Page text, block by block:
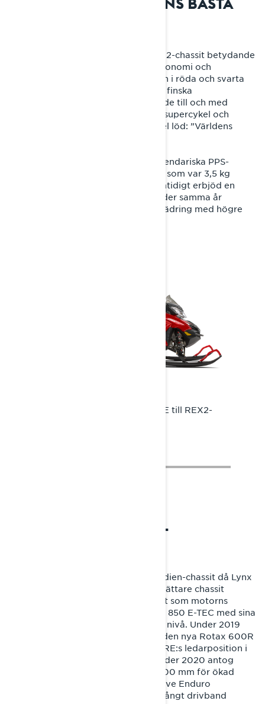
För modellåret 2014 medförde REX2-chassit betydande
förbättringar till Rave RE:s förarergonomi och
vindskydd. Dess nya rundade design i röda och svarta
färger gjorde starkt intryck och den finska
snöskotertidningen MK-lehti jämförde till och med
skoterns utseende med en italiensk supercykel och
rubriken på deras testkörningsartikel löd: ”Världens
Under 2015 uppgraderades den legendariska PPS-
boggifjädringen till PPS2-versionen som var 3,5 kg
lättare än sin föregångare, men samtidigt erbjöd en
tystare och bekvämare körning. Under samma år
introducerades även A-LFS+-framfjädring med högre
Under 2014 uppgraderades Rave RE till REX2-
2018: RADIEN – TOTAL
Under 2018 flyttade Rave RE till Radien-chassit då Lynx
firade sitt 50-årsjubileum. Det nya, lättare chassit
förflyttade föraren framåt samtidigt som motorns
position blev mer central och Rotax 850 E-TEC med sina
165 hk tog prestandan till en helt ny nivå. Under 2019
kombinerades Radien-chassit med den nya Rotax 600R
E-TEC-motorn och förstärkte Rave RE:s ledarposition i
600-kubikklassen för ledskotrar. Under 2020 antog
Rave RE ett längre drivband på 3 500 mm för ökad
stabilitet, medan specialutgåvan Rave Enduro
introducerades med ett 3 300 mm långt drivband